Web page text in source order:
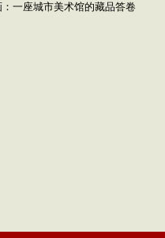
一座城市美术馆的藏品答卷